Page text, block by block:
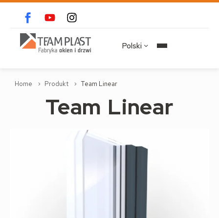
Polski
Home Produkt Team Linear
Team Linear